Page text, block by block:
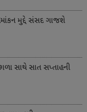
મુદ્દે સંસદ ગાજશે
સાથે સાત સપ્તાહની